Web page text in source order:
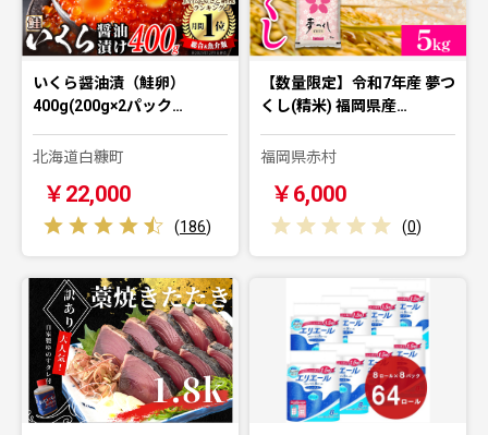
いくら醤油漬（鮭卵）
400g(200g×2パック…
北海道白糠町
￥22,000
(186)
【数量限定】令和7年産 夢つ
くし(精米) 福岡県産…
福岡県赤村
￥6,000
(0)